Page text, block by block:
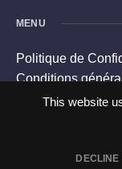
This website
DECLINE
MENU
Politique de
Conditions
Politique en